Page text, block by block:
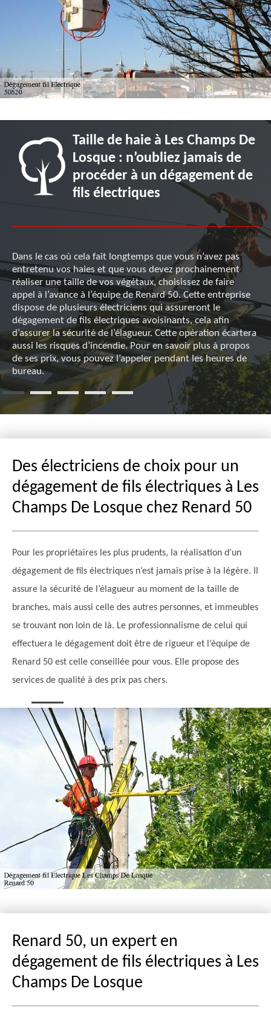
Taille de haie à Les Champs De
Losque : n’oubliez jamais de
procéder à un dégagement de
fils électriques
Dans le cas où cela fait longtemps que vous n’avez pas
entretenu vos haies et que vous devez prochainement
réaliser une taille de vos végétaux, choisissez de faire
appel à l’avance à l’équipe de Renard 50. Cette entreprise
dispose de plusieurs électriciens qui assureront le
dégagement de fils électriques avoisinants, cela afin
d’assurer la sécurité de l’élagueur. Cette opération écartera
aussi les risques d’incendie. Pour en savoir plus à propos
de ses prix, vous pouvez l’appeler pendant les heures de
bureau.
Des électriciens de choix pour un
dégagement de fils électriques à Les
Champs De Losque chez Renard 50
Pour les propriétaires les plus prudents, la réalisation d’un
dégagement de fils électriques n’est jamais prise à la légère. Il
assure la sécurité de l’élagueur au moment de la taille de
branches, mais aussi celle des autres personnes, et immeubles
se trouvant non loin de là. Le professionnalisme de celui qui
effectuera le dégagement doit être de rigueur et l’équipe de
Renard 50 est celle conseillée pour vous. Elle propose des
services de qualité à des prix pas chers.
Renard 50, un expert en
dégagement de fils électriques à Les
Champs De Losque